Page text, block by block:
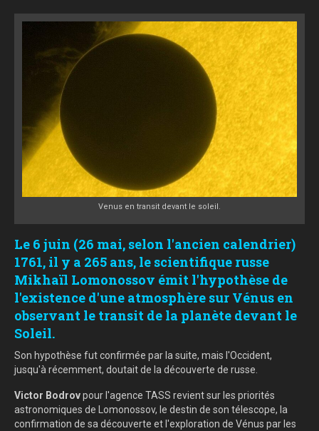
Venus en transit devant le soleil.
Le 6 juin (26 mai, selon l'ancien calendrier)
1761, il y a 265 ans, le scientifique russe
Mikhaïl Lomonossov émit l'hypothèse de
l'existence d'une atmosphère sur Vénus en
observant le transit de la planète devant le
Soleil.
Son hypothèse fut confirmée par la suite, mais l'Occident,
jusqu'à récemment, doutait de la découverte de russe.
Victor Bodrovpour l 'agence TASS revient sur les priorités
astronomiques de Lomonossov, le destin de son télescope, la
confirmation de sa découverte et l'exploration de Vénus par les